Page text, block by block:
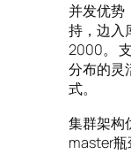
并发优势
持，边入
2000。
分布的灵
式。
集群架构
master瓶